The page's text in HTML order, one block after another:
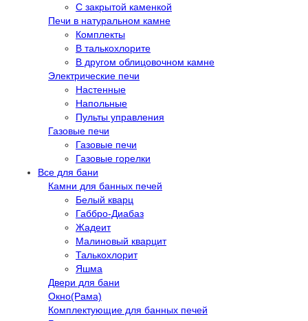
С закрытой каменкой
Печи в натуральном камне
Комплекты
В талькохлорите
В другом облицовочном камне
Электрические печи
Настенные
Напольные
Пульты управления
Газовые печи
Газовые печи
Газовые горелки
Все для бани
Камни для банных печей
Белый кварц
Габбро-Диабаз
Жадеит
Малиновый кварцит
Талькохлорит
Яшма
Двери для бани
Окно(Рама)
Комплектующие для банных печей